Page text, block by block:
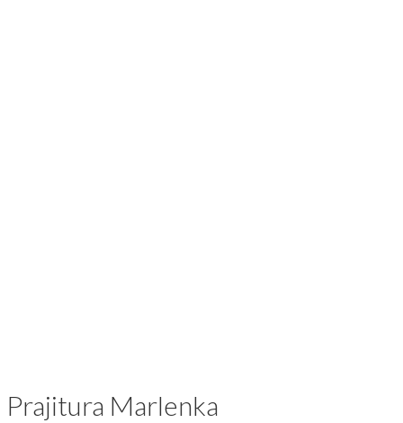
Prajitura Marlenka